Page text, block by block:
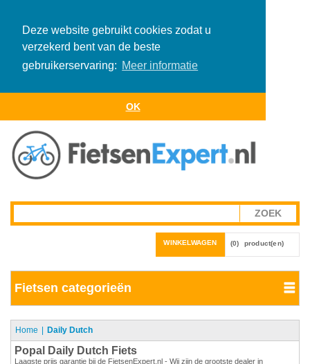
Deze website gebruikt cookies zodat u
verzekerd bent van de beste
gebruikerservaring: Meer informatie
OK
WINKELWAGEN (0) product(en)
Fietsen categorieën
Home Daily Dutch
Popal Daily Dutch Fiets
Laagste prijs garantie bij de FietsenExpert.nl - Wij zijn de grootste dealer in